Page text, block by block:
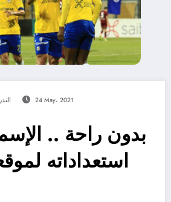
24 May، 2021
بدون راحة ..
استعداداته